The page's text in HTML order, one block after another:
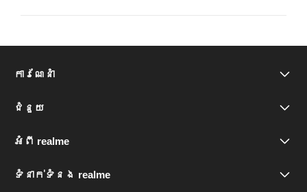
ការណែនាំ
realme Note 60x
realme C75x
realme Note 60
ជំនួយ
FAQ
មជ្ឈមណ្ឌលសេវាកម្ម
អំពី realme
យីហោរបស់យើង
ទំនាក់ទំនង realme